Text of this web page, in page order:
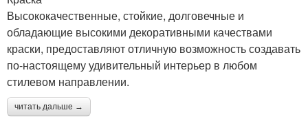
Высококачественные, стойкие, долговечные и
обладающие высокими декоративными качествами
краски, предоставляют отличную возможность создавать
по-настоящему удивительный интерьер в любом
стилевом направлении.
читать дальше →